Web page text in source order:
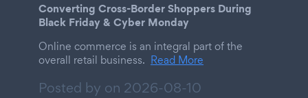
Converting Cross-Border Shoppers During
Black Friday & Cyber Monday
Online commerce is an integral part of the
overall retail business. Read More
Posted by on 2026-08-10